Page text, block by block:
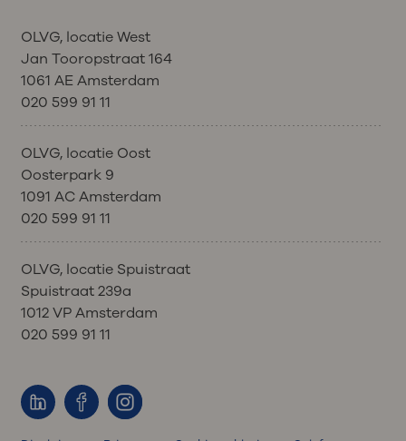
OLVG, locatie West
Jan Tooropstraat 164
1061 AE Amsterdam
020 599 91 11
OLVG, locatie Oost
Oosterpark 9
1091 AC Amsterdam
020 599 91 11
OLVG, locatie Spuistraat
Spuistraat 239a
1012 VP Amsterdam
020 599 91 11